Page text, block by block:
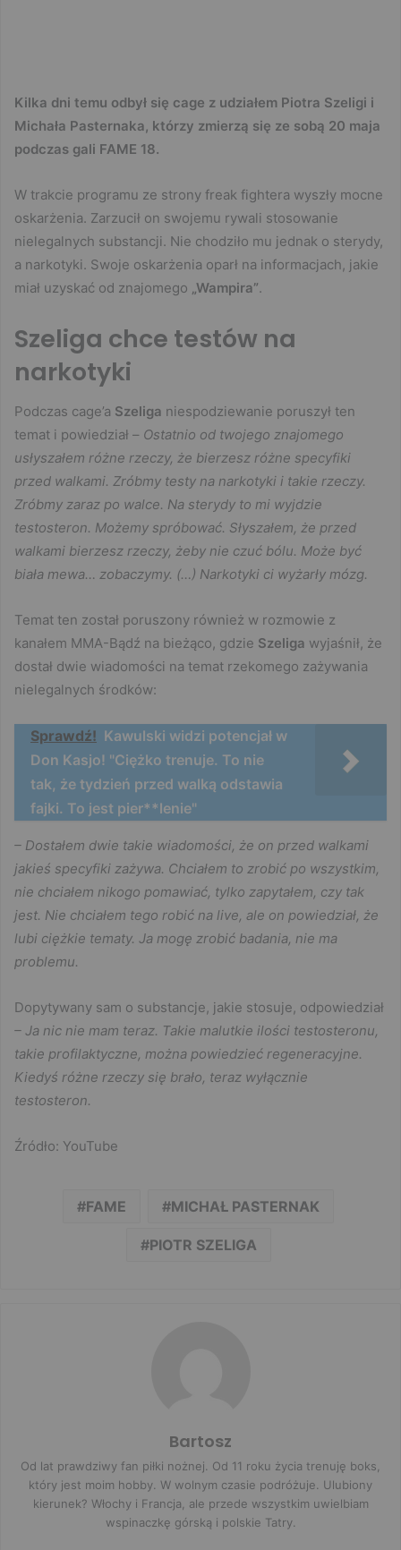
Kilka dni temu odbył się cage z udziałem Piotra Szeligi i
Michała Pasternaka, którzy zmierzą się ze sobą 20 maja
podczas gali FAME 18.
W trakcie programu ze strony freak fightera wyszły mocne
oskarżenia. Zarzucił on swojemu rywali stosowanie
nielegalnych substancji. Nie chodziło mu jednak o sterydy,
a narkotyki. Swoje oskarżenia oparł na informacjach, jakie
miał uzyskać od znajomego „Wampira”.
Szeliga chce testów na
narkotyki
Podczas cage’a Szeliga niespodziewanie poruszył ten
temat i powiedział – Ostatnio od twojego znajomego
usłyszałem różne rzeczy, że bierzesz różne specyfiki
przed walkami. Zróbmy testy na narkotyki i takie rzeczy.
Zróbmy zaraz po walce. Na sterydy to mi wyjdzie
testosteron. Możemy spróbować. Słyszałem, że przed
walkami bierzesz rzeczy, żeby nie czuć bólu. Może być
biała mewa… zobaczymy. (…) Narkotyki ci wyżarły mózg.
Temat ten został poruszony również w rozmowie z
kanałem MMA-Bądź na bieżąco, gdzie Szeliga wyjaśnił, że
dostał dwie wiadomości na temat rzekomego zażywania
nielegalnych środków:
Sprawdź! Kawulski widzi potencjał w
Don Kasjo! "Ciężko trenuje. To nie
tak, że tydzień przed walką odstawia
fajki. To jest pier**lenie"
– Dostałem dwie takie wiadomości, że on przed walkami
jakieś specyfiki zażywa. Chciałem to zrobić po wszystkim,
nie chciałem nikogo pomawiać, tylko zapytałem, czy tak
jest. Nie chciałem tego robić na live, ale on powiedział, że
lubi ciężkie tematy. Ja mogę zrobić badania, nie ma
problemu.
Dopytywany sam o substancje, jakie stosuje, odpowiedział
– Ja nic nie mam teraz. Takie malutkie ilości testosteronu,
takie profilaktyczne, można powiedzieć regeneracyjne.
Kiedyś różne rzeczy się brało, teraz wyłącznie
testosteron.
Źródło: YouTube
FAME MICHAŁ PASTERNAK
PIOTR SZELIGA
Bartosz
Od lat prawdziwy fan piłki nożnej. Od 11 roku życia trenuję boks,
który jest moim hobby. W wolnym czasie podróżuje. Ulubiony
kierunek? Włochy i Francja, ale przede wszystkim uwielbiam
wspinaczkę górską i polskie Tatry.